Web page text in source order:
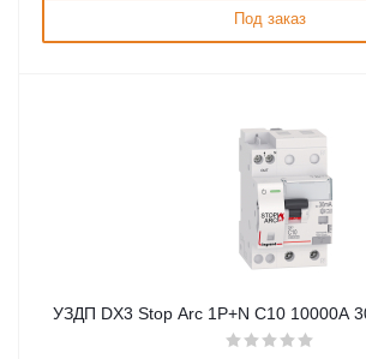
Под заказ
УЗДП DX3 Stop Arc 1P+N C10 10000A